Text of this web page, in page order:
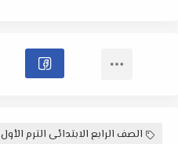
الصف الرابع الابتدائى الترم الأول